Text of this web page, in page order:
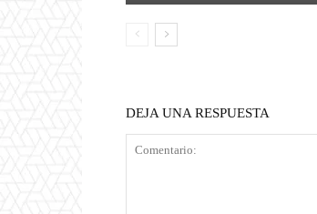
DEJA UNA RESPUESTA